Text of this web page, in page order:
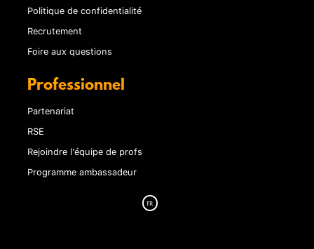
Politique de confidentialité
Recrutement
Foire aux questions
Professionnel
Partenariat
RSE
Rejoindre l'équipe de profs
Programme ambassadeur